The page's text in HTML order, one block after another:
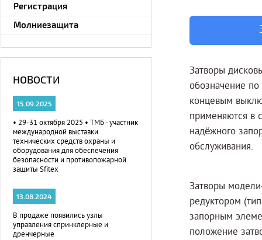
Затворы
обозначение
концевым
применяются в
надёжного
обслуживания.
Затворы
редуктором
запорным
положение
Регистрация
Молниезащита
НОВОСТИ
15.09.2025
• 29-31 октября 2025 • ТМБ - участник
международной выставки
технических средств охраны и
оборудования для обеспечения
безопасности и противопожарной
защиты Sfitex
13.08.2024
В продаже появились узлы
управления спринклерные и
дренчерные